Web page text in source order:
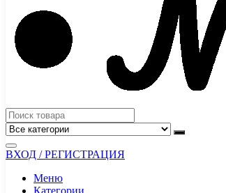
ВХОД / РЕГИСТРАЦИЯ
Меню
Категории